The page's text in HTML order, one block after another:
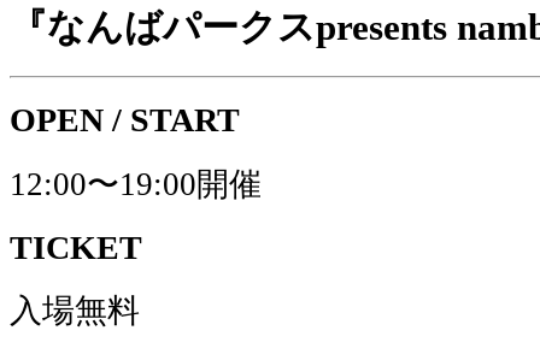
『なんばパークスpresents
OPEN / START
12:00〜19:00開催
TICKET
入場無料